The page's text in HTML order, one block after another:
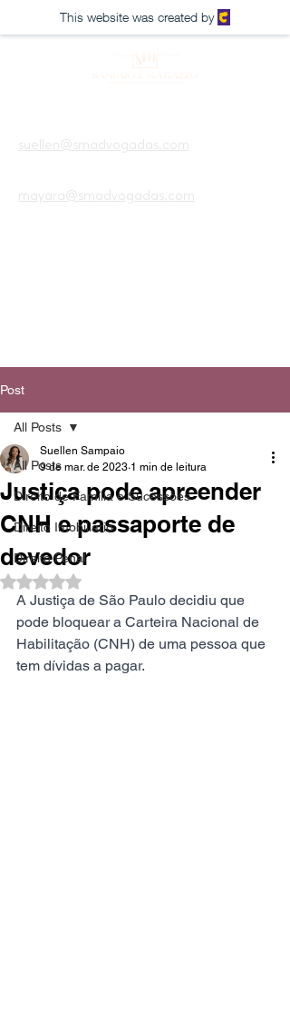
This website was created by
suellen@smadvogadas.com
mayara@smadvogadas.com
Post
All Posts
Direito de Família e Sucessões
Direito Imobiliário
Direito Penal
All Posts
Justiça pode apreender
CNH e passaporte de
devedor
Suellen Sampaio
9 de mar. de 2023 1 min de leitura
Avaliado com NaN de 5 estrelas.
A Justiça de São Paulo decidiu que
pode bloquear a Carteira Nacional de
Habilitação (CNH) de uma pessoa que
tem dívidas a pagar.